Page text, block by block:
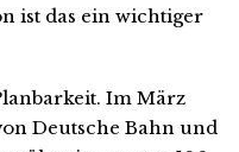
ist das ein wichtiger
Im März
Deutsche Bahn und